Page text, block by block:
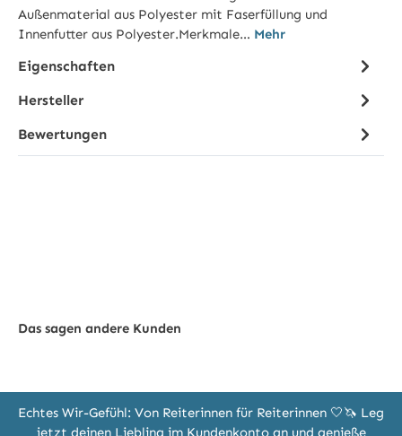
Außenmaterial aus Polyester mit Faserfüllung und
Innenfutter aus Polyester.Merkmale… Mehr
Eigenschaften
Hersteller
Bewertungen
Das sagen andere Kunden
Echtes Wir-Gefühl: Von Reiterinnen für Reiterinnen 🤍🦄 Leg
jetzt deinen Liebling im Kundenkonto an und genieße